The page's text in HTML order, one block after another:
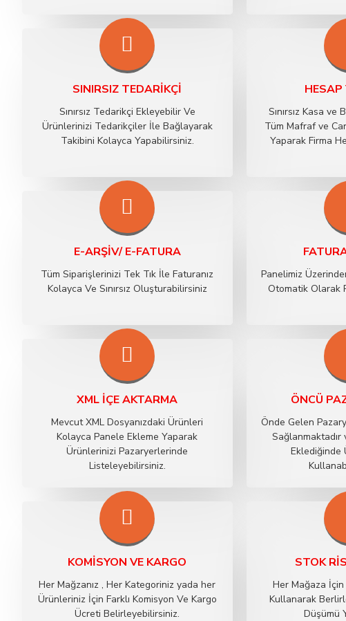
SINIRSIZ TEDARIKÇI
Sınırsız Tedarikçi Ekleyebilir Ve
Ürünlerinizi Tedarikçiler İle Bağlayarak
Takibini Kolayca Yapabilirsiniz.
HESAP
Sınırsız Kasa ve
Tüm Mafraf ve
Yaparak Firma
E-ARŞİV/ E-FATURA
Tüm Siparişlerinizi Tek Tık İle Faturanız
Kolayca Ve Sınırsız Oluşturabilirsiniz
Panelimiz
Otomatik Olarak
XML İÇE AKTARMA
Mevcut XML Dosyanızdaki Ürünleri
Kolayca Panele Ekleme Yaparak
Ürünlerinizi Pazaryerlerinde
Listeleyebilirsiniz.
ÖNCÜ
Önde Gelen
Sağlanmaktadır
Eklediğinde
KOMISYON VE KARGO
Her Mağzanız , Her Kategoriniz yada her
Ürünleriniz İçin Farklı Komisyon Ve Kargo
Ücreti Belirleyebilirsiniz.
STOK
Her Mağaza
Kullanarak
Düşümü